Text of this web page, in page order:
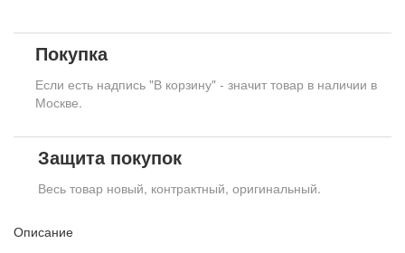
Покупка
Если есть надпись "В корзину" - значит товар в наличии в
Москве.
Защита покупок
Весь товар новый, контрактный, оригинальный.
Описание